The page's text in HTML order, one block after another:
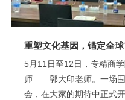
5月11日至12日，专精商
师——郭大印老师。一场围
会，在大家的期待中正式开